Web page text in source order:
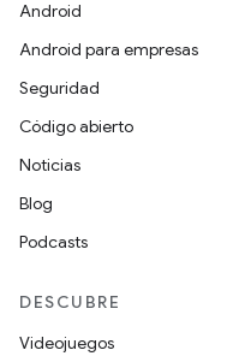
Android
Android para empresas
Seguridad
Código abierto
Noticias
Blog
Podcasts
DESCUBRE
Videojuegos